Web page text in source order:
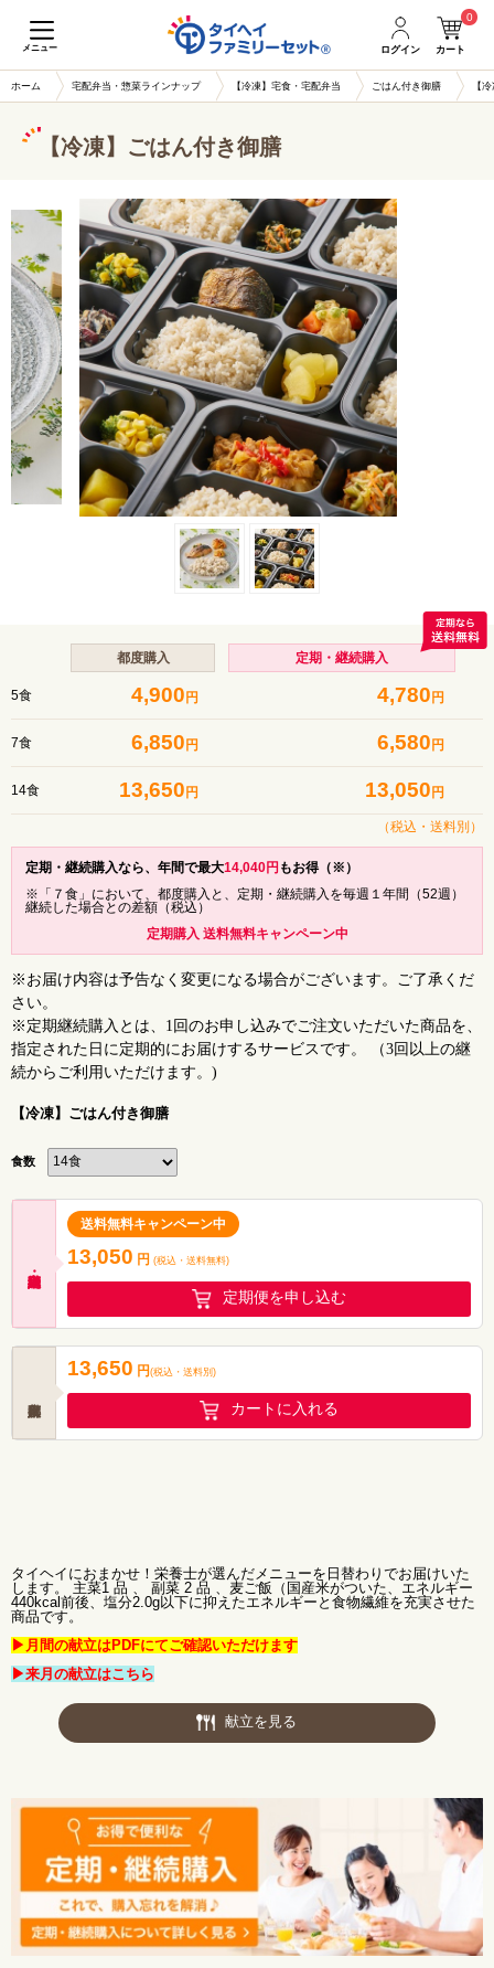
メニュー ログイン カート
0
ホーム 宅配弁当・惣菜ラインナップ 【冷凍】宅食・宅配弁当 ごはん付き御膳 【
【冷凍】ごはん付き御膳
都度購入 定期・継続購入
5食 4,900 円 4,780 円
7食 6,850 円 6,580 円
14食 13,650 円 13,050 円
（税込・ 送料別 ）
定期・継続購入なら、年間で最大14,040円 もお得（※）
※「７食」において、都度購入と、定期・継続購入を毎週１年間（52週）
継続した場合との差額（税込）
定期購入 送料無料キャンペーン中
※お届け内容は予告なく変更になる場合がございます。ご了承くだ
さい。
※定期継続購入とは、1回のお申し込みでご注文いただいた商品を、
指定された日に定期的にお届けするサービスです。 （3回以上の継
続からご利用いただけます。)
【冷凍】ごはん付き御膳
食数
送料無料キャンペーン中
13,050 円 (税込・ 送料無料)
定期便を申し込む
13,650 円(税込 ・ 送料別 )
カートに入れる
タイヘイにおまかせ！栄養士が選んだメニューを日替わりでお届けいた
します。 主菜1 品 、 副菜 2 品 、麦ご飯（国産米がついた、エネルギー
440kcal前後、塩分2.0g以下に抑えたエネルギーと食物繊維を充実させた
商品です。
▶月間の献立はPDFにてご確認いただけます
▶来月の献立はこちら
献立を見る